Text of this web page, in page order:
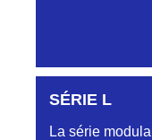
Aucune pièce
SÉRIE L
La série